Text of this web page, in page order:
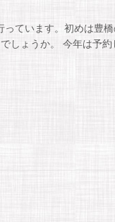
ています。初めは豊
しょうか。 今年は予